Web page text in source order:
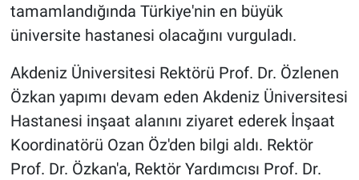
tamamlandığında Türkiye'nin en büyük
üniversite hastanesi olacağını vurguladı.
Akdeniz Üniversitesi Rektörü Prof. Dr. Özlenen
Özkan yapımı devam eden Akdeniz Üniversitesi
Hastanesi inşaat alanını ziyaret ederek İnşaat
Koordinatörü Ozan Öz'den bilgi aldı. Rektör
Prof. Dr. Özkan'a, Rektör Yardımcısı Prof. Dr.